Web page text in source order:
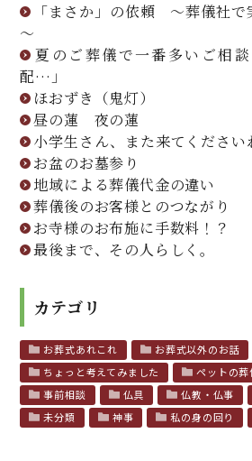
「まさか」の依頼 ～葬儀社で
～
夏のご葬儀で一番多いご相
配…」
ほおずき（鬼灯）
昼の蓮 夜の蓮
小学生さん、また来てください
お盆のお墓参り
地域による葬儀代金の違い
葬儀後のお客様とのつながり
お寺様のお布施に手数料！？
最後まで、その人らしく。
カテゴリ
お葬式あれこれ
お葬式以外のお話
ちょっと考えてみました
ペットの葬
事前相談
仏具 仏教・仏事
未分類
神事 私の身の回り